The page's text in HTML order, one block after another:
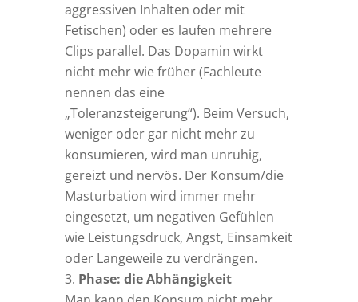
aggressiven Inhalten oder mit
Fetischen) oder es laufen mehrere
Clips parallel. Das Dopamin wirkt
nicht mehr wie früher (Fachleute
nennen das eine
„Toleranzsteigerung“). Beim Versuch,
weniger oder gar nicht mehr zu
konsumieren, wird man unruhig,
gereizt und nervös. Der Konsum/die
Masturbation wird immer mehr
eingesetzt, um negativen Gefühlen
wie Leistungsdruck, Angst, Einsamkeit
oder Langeweile zu verdrängen.
Phase: die Abhängigkeit